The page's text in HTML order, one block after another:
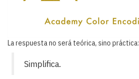
La respuesta no será teórica, sino práctica:
Simplifica.